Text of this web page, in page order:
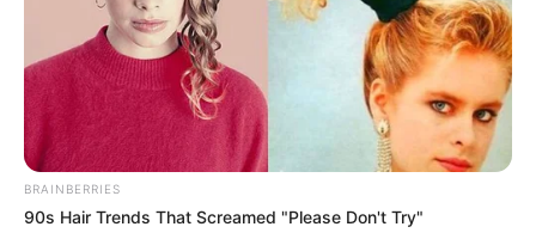
BRAINBERRIES
90s Hair Trends That Screamed "Please Don't Try"